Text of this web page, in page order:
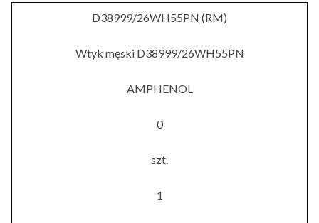
D38999/26WH55PN (RM)
Wtyk męski D38999/26WH55PN
AMPHENOL
0
szt.
1